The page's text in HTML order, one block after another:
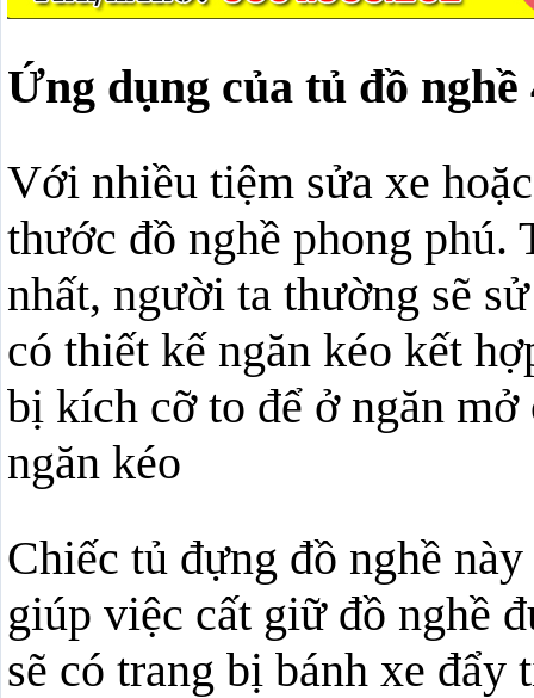
Ứng dụng của tủ đồ nghề
Với nhiều tiệm sửa xe
thước đồ nghề phong phú.
nhất, người ta thường sẽ
có thiết kế ngăn kéo kết
bị kích cỡ to để ở ngăn
ngăn kéo
Chiếc tủ đựng đồ nghề
giúp việc cất giữ đồ nghề
sẽ có trang bị bánh xe